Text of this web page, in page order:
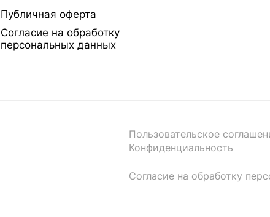
Публичная оферта
Согласие на обработку
персональных данных
Пользовательское
Конфиденциальность
Согласие на обработку